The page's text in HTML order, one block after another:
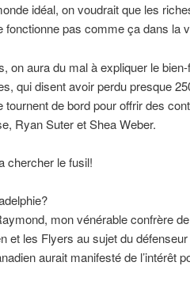
idéal, on voudrait que les
fonctionne pas comme ça dans la
on aura du mal à expliquer le
qui disent avoir perdu presque
tournent de bord pour offrir des
Ryan Suter et Shea Weber.
chercher le fusil!
mon vénérable confrère
et les Flyers au sujet du
aurait manifesté de l’intérêt